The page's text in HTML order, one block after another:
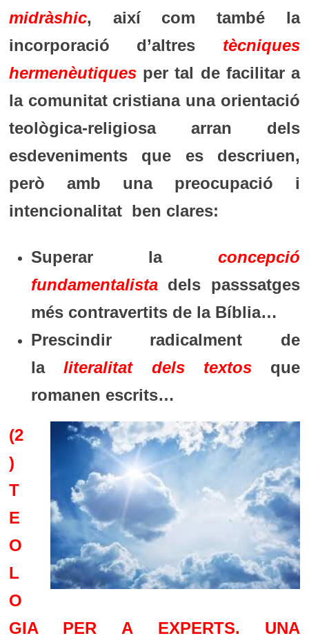
midràshic, així com també la
incorporació d’altres tècniques
hermenèutiquesper tal de facilitar a
la comunitat cristiana una orientació
teològica-religiosa arran dels
esdeveniments que es descriuen,
però amb una preocupació i
intencionalitat ben clares:
Superar laconcepció
fundamentalistadels passsatges
més contravertits de la Bíblia…
Prescindir radicalment de
laliteralitat dels textosque
romanen escrits…
(2
)
T
E
O
L
O
GIA PER A EXPERTS. UNA